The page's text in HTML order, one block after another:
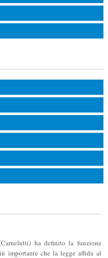
ha definito la funzione
importante che la legge affida al